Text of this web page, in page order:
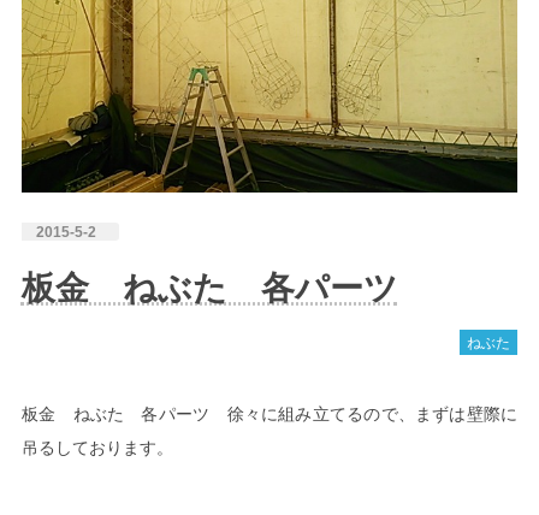
2015-5-2
板金 ねぶた 各パーツ
ねぶた
板金 ねぶた 各パーツ 徐々に組み立てるので、まずは壁際に
吊るしております。